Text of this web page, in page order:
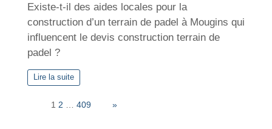
Existe-t-il des aides locales pour la
construction d’un terrain de padel à Mougins qui
influencent le devis construction terrain de
padel ?
Lire la suite
1 2 409 »